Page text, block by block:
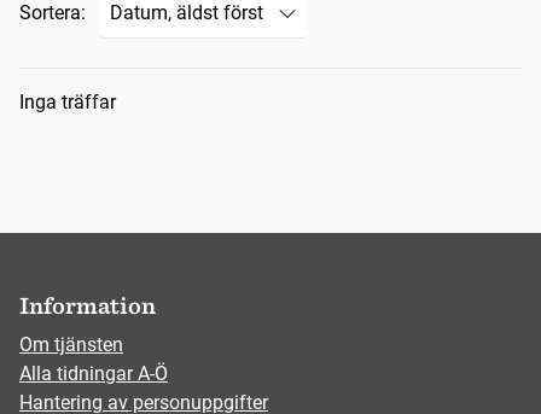
Sortera:
Sökresultat
Inga träffar
Information
Om tjänsten
Alla tidningar A-Ö
Hantering av personuppgifter